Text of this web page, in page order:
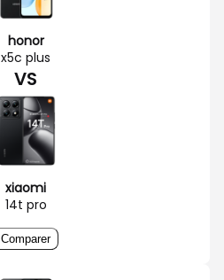
honor
x5c plus
VS
xiaomi
14t pro
Comparer